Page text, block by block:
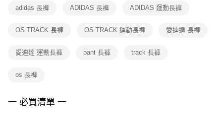
客戶支援中心」
https://netprotections.freshdesk.com/support/home
１．透過由恩沛科技股份有限公司提供之「AFTEE先享後付」服務完成之交
權轉讓予恩沛科技股份有限公司。
３．未成年的使用者請事先徵得法定代理人或監護人之同意方可使用
４．使用「AFTEE先享後付」時，將依據個別帳號之用戶狀況，依本公司即
adidas 長褲 ADIDAS 長褲 ADIDAS 運動長褲
OS TRACK 長褲 OS TRACK 運動長褲 愛迪達 長褲
愛迪達 運動長褲 pant 長褲 track 長褲
os 長褲
一 必買清單 一